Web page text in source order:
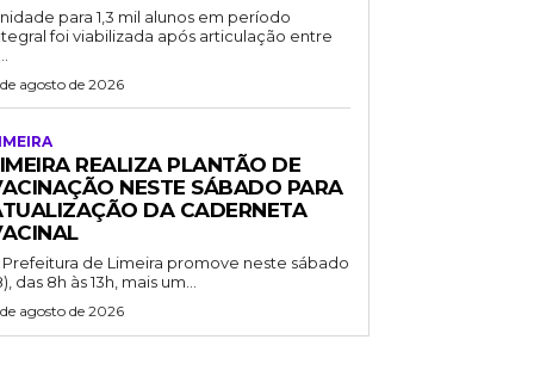
para 1,3 mil alunos em período
foi viabilizada após articulação entre
agosto de 2026
REALIZA PLANTÃO DE
NESTE SÁBADO PARA
DA CADERNETA
Prefeitura de Limeira promove neste sábado
das 8h às 13h, mais um...
agosto de 2026